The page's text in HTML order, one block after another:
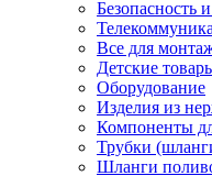
Безопасность
Все для
Детские
Оборудование
Изделия из
Компоненты
Трубки
Шланги